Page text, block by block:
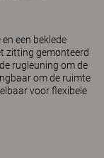
een beklede
zitting gemonteerd
rugleuning om de
om de ruimte
voor flexibele